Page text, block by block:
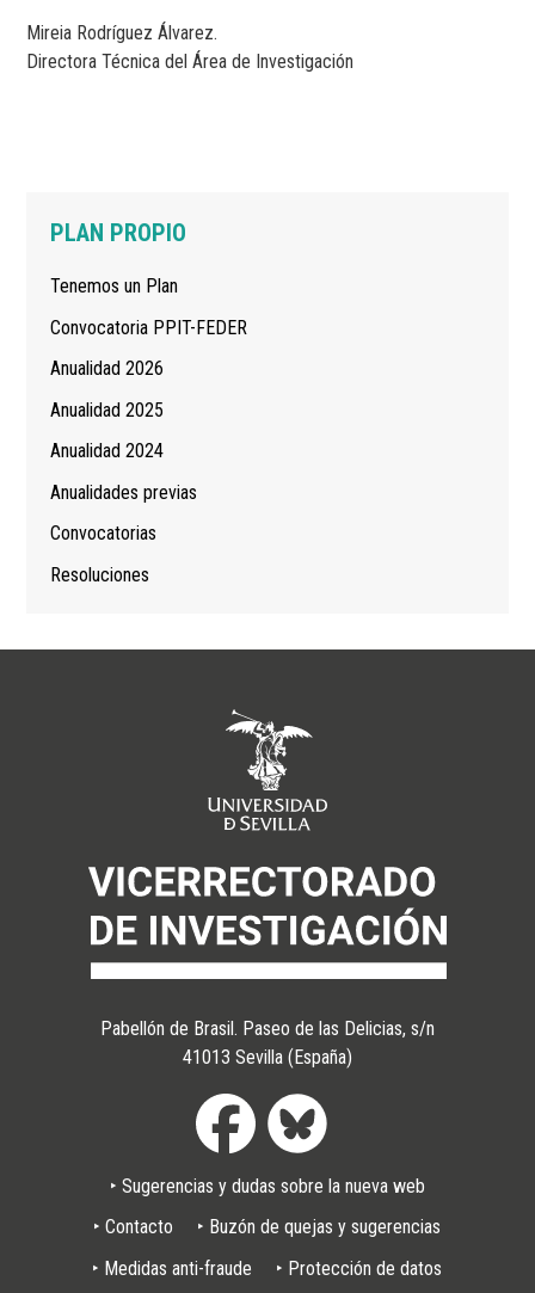
Mireia Rodríguez Álvarez.
Directora Técnica del Área de Investigación
Navegación
PLAN PROPIO
Tenemos un Plan
Convocatoria PPIT-FEDER
Anualidad 2026
Anualidad 2025
Anualidad 2024
Anualidades previas
Convocatorias
Resoluciones
Pabellón de Brasil. Paseo de las Delicias, s/n
41013 Sevilla (España)
página
‣ Sugerencias y dudas sobre la nueva web
‣ Contacto
‣ Buzón de quejas y sugerencias
‣ Medidas anti-fraude
‣ Protección de datos